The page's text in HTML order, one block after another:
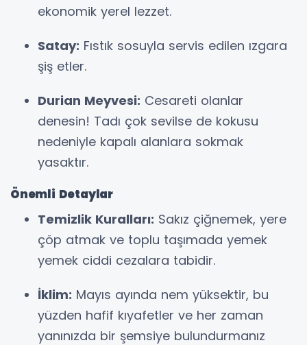
ekonomik yerel lezzet.
Satay: Fıstık sosuyla servis edilen ızgara
şiş etler.
Durian Meyvesi: Cesareti olanlar
denesin! Tadı çok sevilse de kokusu
nedeniyle kapalı alanlara sokmak
yasaktır.
Önemli Detaylar
Temizlik Kuralları: Sakız çiğnemek, yere
çöp atmak ve toplu taşımada yemek
yemek ciddi cezalara tabidir.
İklim: Mayıs ayında nem yüksektir, bu
yüzden hafif kıyafetler ve her zaman
yanınızda bir şemsiye bulundurmanız